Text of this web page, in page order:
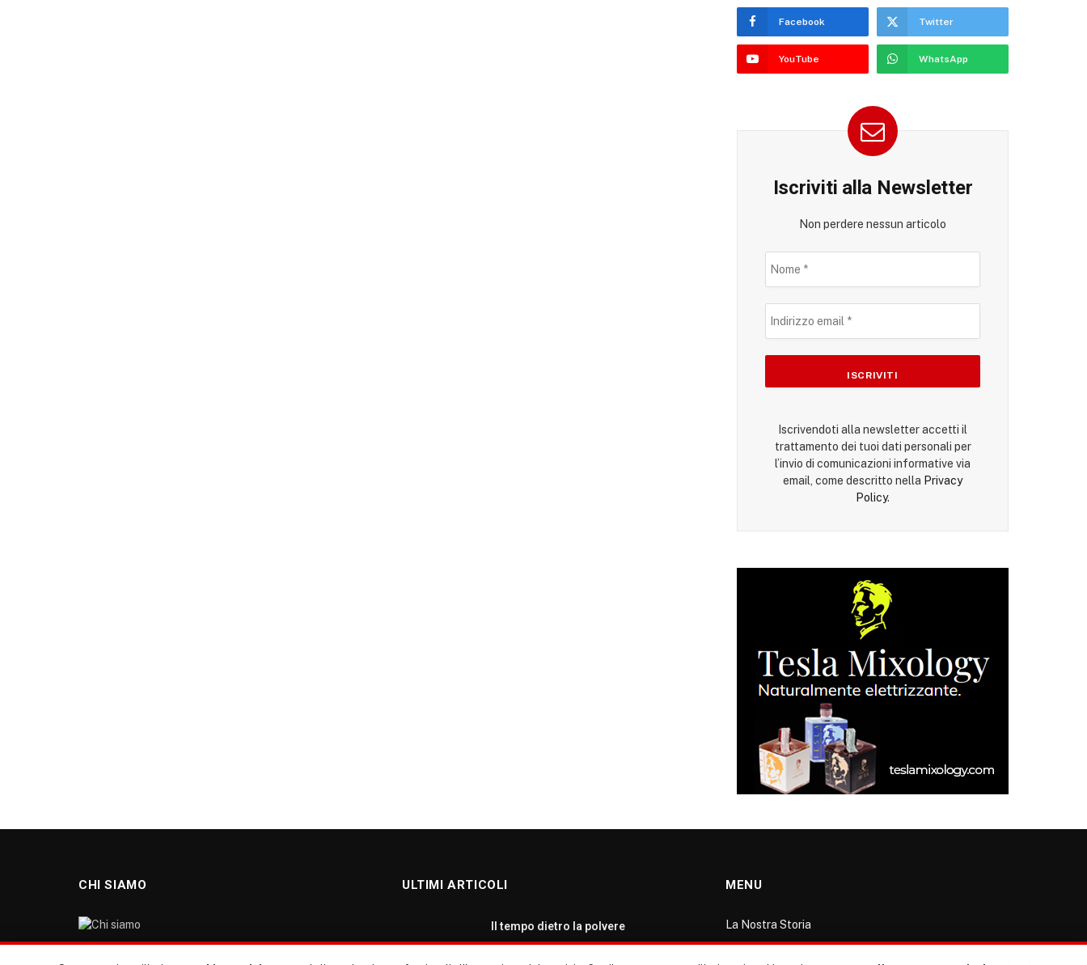
Facebook Twitter
YouTube WhatsApp
Iscriviti alla Newsletter
Non perdere nessun articolo
Iscrivendoti alla newsletter accetti il
trattamento dei tuoi dati personali per
l’invio di comunicazioni informative via
email, come descritto nella Privacy
Policy.
CHI SIAMO ULTIMI ARTICOLI
Il tempo dietro la polvere
MENU
La Nostra Storia